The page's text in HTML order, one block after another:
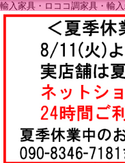
輸入家具・ロココ調家具・輸